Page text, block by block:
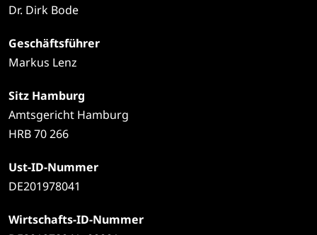
Dr. Dirk Bode
Geschäftsführer
Markus Lenz
Sitz Hamburg
Amtsgericht Hamburg
HRB 70 266
Ust-ID-Nummer
DE201978041
Wirtschafts-ID-Nummer